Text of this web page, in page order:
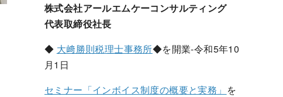
株式会社アールエムケーコンサルティング
代表取締役社長
◆ 大﨑勝則税理士事務所◆を開業-令和5年10
月1日
セミナー「インボイス制度の概要と実務」 を